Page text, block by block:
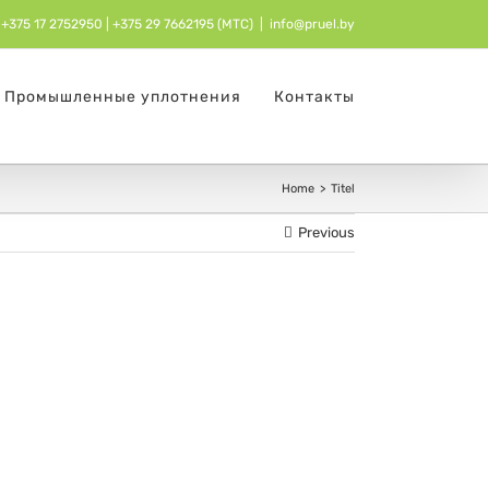
+375 17 2752950 +375 29 7662195 (МТС) info@pruel.by
Промышленные уплотнения Контакты
Home Titel
Previous